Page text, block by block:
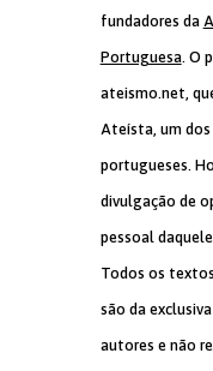
fundadores da
Portuguesa. O
ateismo.net,
Ateísta, um
portugueses.
divulgação de
pessoal
Todos os
são da
autores e não